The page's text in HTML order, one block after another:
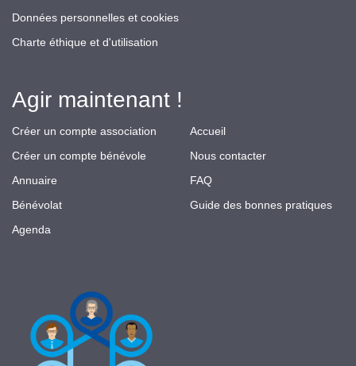
Données personnelles et cookies
Charte éthique et d'utilisation
Agir maintenant !
Créer un compte association
Créer un compte bénévole
Annuaire
Bénévolat
Agenda
Accueil
Nous contacter
FAQ
Guide des bonnes pratiques